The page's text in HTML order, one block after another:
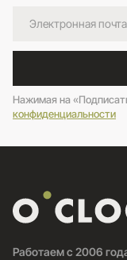
Нажимая на
конфиденциальности
Работаем с 2006